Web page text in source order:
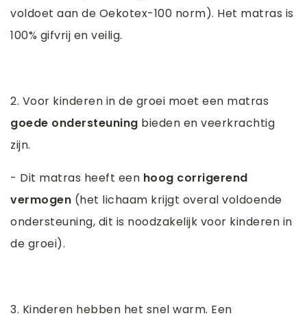
voldoet aan de Oekotex-100 norm). Het matras is
100% gifvrij en veilig.
2. Voor kinderen in de groei moet een matras
goede ondersteuning bieden en veerkrachtig
zijn.
- Dit matras heeft een hoog corrigerend
vermogen (het lichaam krijgt overal voldoende
ondersteuning, dit is noodzakelijk voor kinderen in
de groei).
3. Kinderen hebben het snel warm. Een